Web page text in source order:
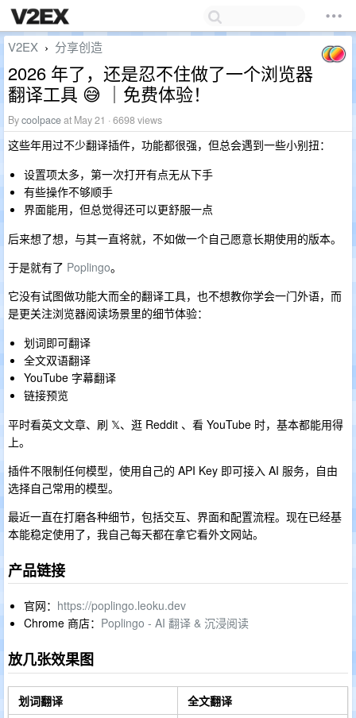
V2EX › 分享创造
2026 年了，还是忍不住做了一个浏览器
翻译工具 😅 ｜免费体验！
Bycoolpaceat May 21 · 6698 views
这些年用过不少翻译插件，功能都很强，但总会遇到一些小别扭：
设置项太多，第一次打开有点无从下手
有些操作不够顺手
界面能用，但总觉得还可以更舒服一点
后来想了想，与其一直将就，不如做一个自己愿意长期使用的版本。
于是就有了 Poplingo。
它没有试图做功能大而全的翻译工具，也不想教你学会一门外语，而
是更关注浏览器阅读场景里的细节体验：
划词即可翻译
全文双语翻译
YouTube 字幕翻译
链接预览
平时看英文文章、刷 𝕏、逛 Reddit 、看 YouTube 时，基本都能用得
上。
插件不限制任何模型，使用自己的 API Key 即可接入 AI 服务，自由
选择自己常用的模型。
最近一直在打磨各种细节，包括交互、界面和配置流程。现在已经基
本能稳定使用了，我自己每天都在拿它看外文网站。
产品链接
官网： https://poplingo.leoku.dev
Chrome 商店： Poplingo - AI 翻译 & 沉浸阅读
放几张效果图
划词翻译 全文翻译